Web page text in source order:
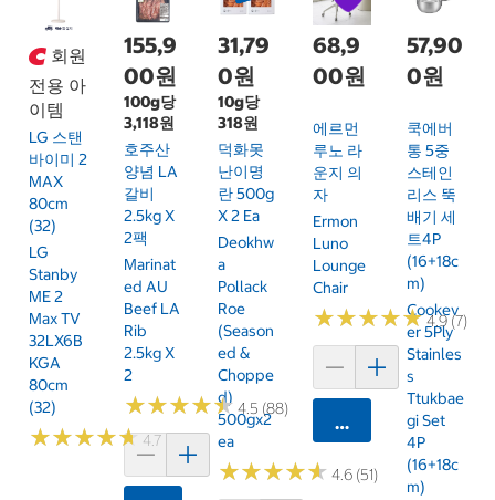
회원
전용 아
이템
LG 스탠
바이미 2
MAX
80cm
(32)
LG
Stanby
ME 2
Max TV
32LX6B
KGA
80cm
(32)
★★★★★
★★★★★4.7 (7)
155,9
00원
100g당
3,118원
호주산
양념 LA
갈비
2.5kg X
2팩
Marinat
Ed AU
Beef LA
Rib
2.5kg X
2
★★★★★
★★★★★ 4.5 (88)
31,79
0원
10g당
318원
덕화못
난이명
란 500g
X 2 Ea
Deokhw
A
Pollack
Roe
(season
Ed &
Choppe
D)
500gx2
Ea
★★★★★
★★★★★ 4.6 (51)
68,9
00원
에르먼
루노 라
운지 의
자
Ermon
Luno
Lounge
Chair
★★★★★
★★★★★4.9 (7)
카트에 담기
57,90
0원
쿡에버
통 5중
스테인
리스 뚝
배기 세
트4P
(16+18c
M)
Cookev
Er 5Ply
Stainles
S
Ttukbae
Gi Set
4P
(16+18c
M)